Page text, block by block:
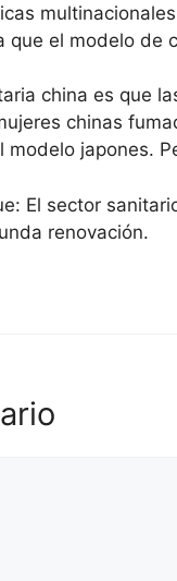
que el modelo de
china es que
chinas
modelo japones.
El sector
renovación.